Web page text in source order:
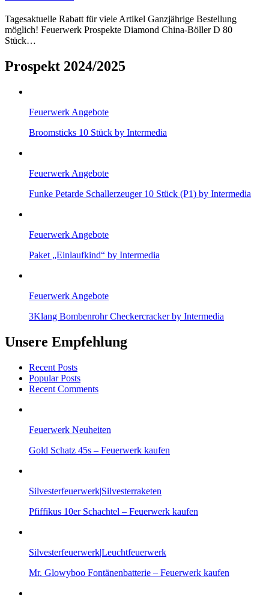
Tagesaktuelle Rabatt für viele Artikel Ganzjährige Bestellung
möglich! Feuerwerk Prospekte Diamond China-Böller D 80
Stück…
Prospekt 2024/2025
Feuerwerk Angebote
Broomsticks 10 Stück by Intermedia
Feuerwerk Angebote
Funke Petarde Schallerzeuger 10 Stück (P1) by Intermedia
Feuerwerk Angebote
Paket „Einlaufkind“ by Intermedia
Feuerwerk Angebote
3Klang Bombenrohr Checkercracker by Intermedia
Unsere Empfehlung
Recent Posts
Popular Posts
Recent Comments
Feuerwerk Neuheiten
Gold Schatz 45s – Feuerwerk kaufen
Silvesterfeuerwerk|Silvesterraketen
Pfiffikus 10er Schachtel – Feuerwerk kaufen
Silvesterfeuerwerk|Leuchtfeuerwerk
Mr. Glowyboo Fontänenbatterie – Feuerwerk kaufen